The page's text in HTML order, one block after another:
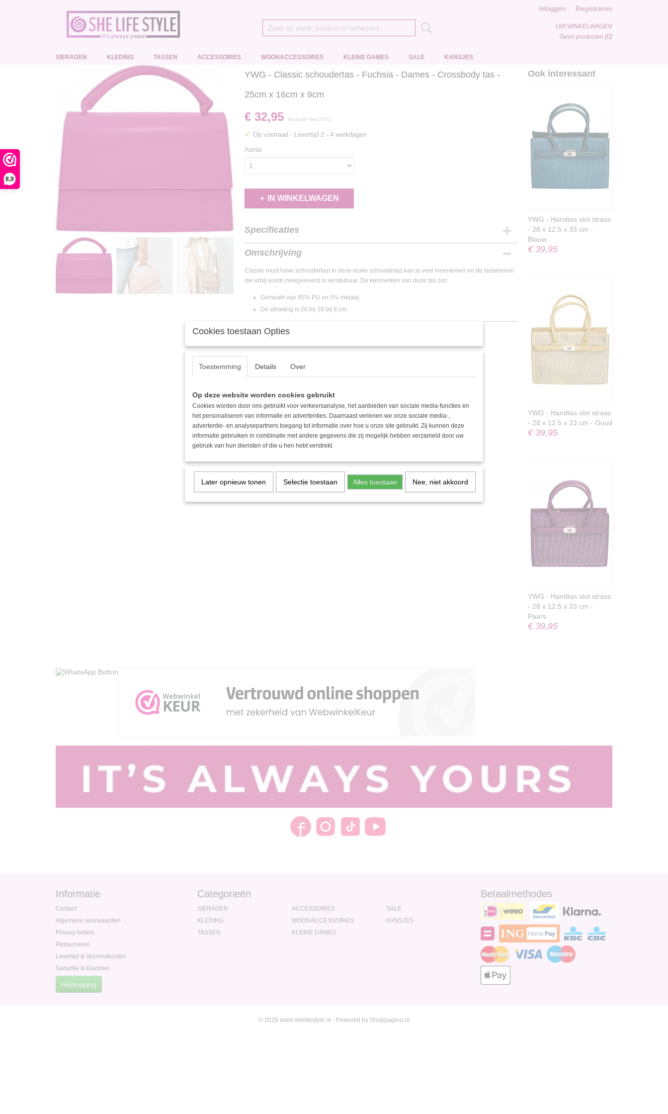
8,9
Inloggen Registreren
UW WINKELWAGEN
Geen producten (0)
SIERADEN KLEDING TASSEN ACCESSOIRES WOONACCESSOIRES KLEINE DAMES SALE KANSJES
YWG - Classic schoudertas - Fuchsia - Dames - Crossbody tas -
25cm x 16cm x 9cm
€ 32,95 (inclusief btw 21%)
✓ Op voorraad - Levertijd 2 - 4 werkdagen
Aantal
IN WINKELWAGEN
Specificaties
EAN code
Omschrijving
Classic must have schoudertas! In deze leuke schoudertas kan je veel meenemen en de tassenriem
die erbij wordt meegeleverd is verstelbaar. De kenmerken van deze tas zijn:
Gemaakt van 95% PU en 5% metaal;
De afmeting is 26 bij 16 bij 9 cm.
Ook interessant
YWG - Handtas slot strass
- 28 x 12.5 x 33 cm -
Blauw
€ 39,95
YWG - Handtas slot strass
- 28 x 12.5 x 33 cm - Goud
€ 39,95
YWG - Handtas slot strass
- 28 x 12.5 x 33 cm -
Paars
€ 39,95
Informatie
Contact
Algemene voorwaarden
Privacy beleid
Retourneren
Levertijd & Verzendkosten
Garantie & Klachten
Herroeping
Categorieën
SIERADEN
KLEDING
TASSEN
ACCESSOIRES
WOONACCESSOIRES
KLEINE DAMES
SALE
KANSJES
Betaalmethodes
© 2026 www.shelifestyle.nl - Powered by Shoppagina.nl
Cookies toestaan Opties
Toestemming Details Over
Op deze website worden cookies gebruikt
Cookies worden door ons gebruikt voor verkeersanalyse, het aanbieden van sociale media-functies en
het personaliseren van informatie en advertenties. Daarnaast verlenen we onze sociale media-,
advertentie- en analysepartners toegang tot informatie over hoe u onze site gebruikt. Zij kunnen deze
informatie gebruiken in combinatie met andere gegevens die zij mogelijk hebben verzameld door uw
gebruik van hun diensten of die u hen hebt verstrekt.
Later opnieuw tonen Selectie toestaan Alles toestaan Nee, niet akkoord